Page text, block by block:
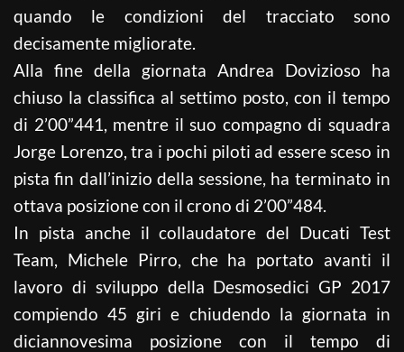
quando le condizioni del tracciato sono
decisamente migliorate.
Alla fine della giornata Andrea Dovizioso ha
chiuso la classifica al settimo posto, con il tempo
di 2’00”441, mentre il suo compagno di squadra
Jorge Lorenzo, tra i pochi piloti ad essere sceso in
pista fin dall’inizio della sessione, ha terminato in
ottava posizione con il crono di 2’00”484.
In pista anche il collaudatore del Ducati Test
Team, Michele Pirro, che ha portato avanti il
lavoro di sviluppo della Desmosedici GP 2017
compiendo 45 giri e chiudendo la giornata in
diciannovesima posizione con il tempo di